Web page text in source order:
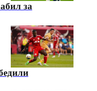
за